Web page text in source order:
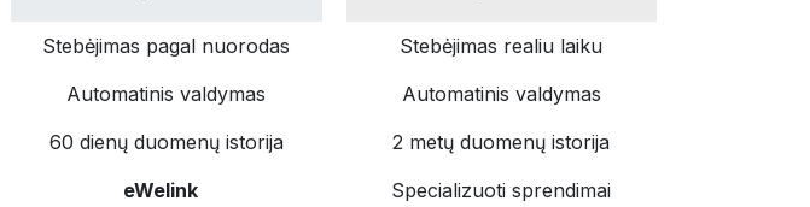
Stebėjimas realiu laiku
Automatinis valdymas
2 metų duomenų istorija
Specializuoti sprendimai
Stebėjimas pagal nuorodas
Automatinis valdymas
60 dienų duomenų istorija
eWelink